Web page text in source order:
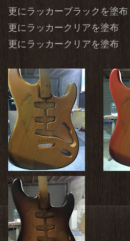
更にラッカーブラックを塗布
更にラッカークリアを塗布
更にラッカークリアを塗布